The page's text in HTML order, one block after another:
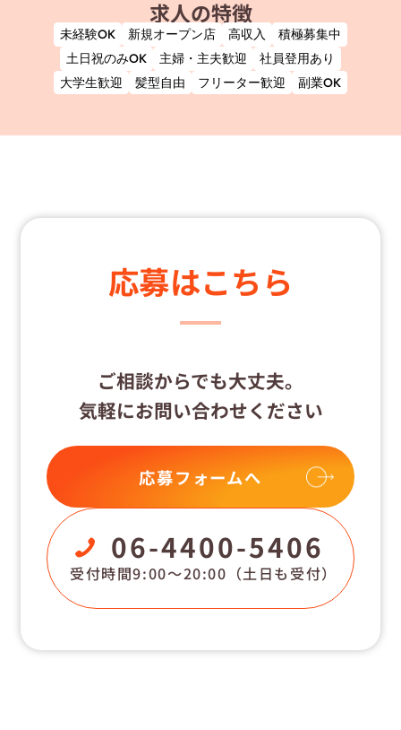
求人の特徴
未経験OK 新規オープン店 高収入
積極募集中
土日祝のみOK
主婦・主夫歓迎
社員登用あり
大学生歓迎
髪型自由 フリーター歓迎 副業OK
応募はこちら
ご相談からでも大丈夫。
気軽にお問い合わせください
応募フォームへ
06-4400-5406
受付時間9:00〜20:00 （土日も受付）